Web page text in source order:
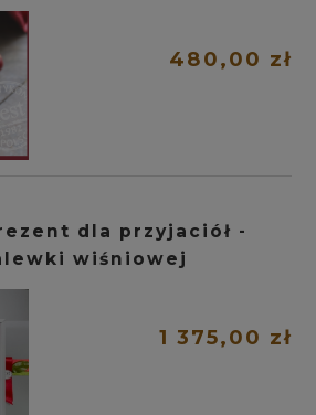
480,00 zł
dla przyjaciół -
wiśniowej
1 375,00 zł